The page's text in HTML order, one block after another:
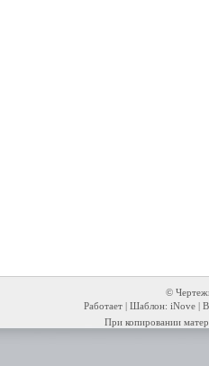
©
Работает | Шаблон: iNove |
При копировании